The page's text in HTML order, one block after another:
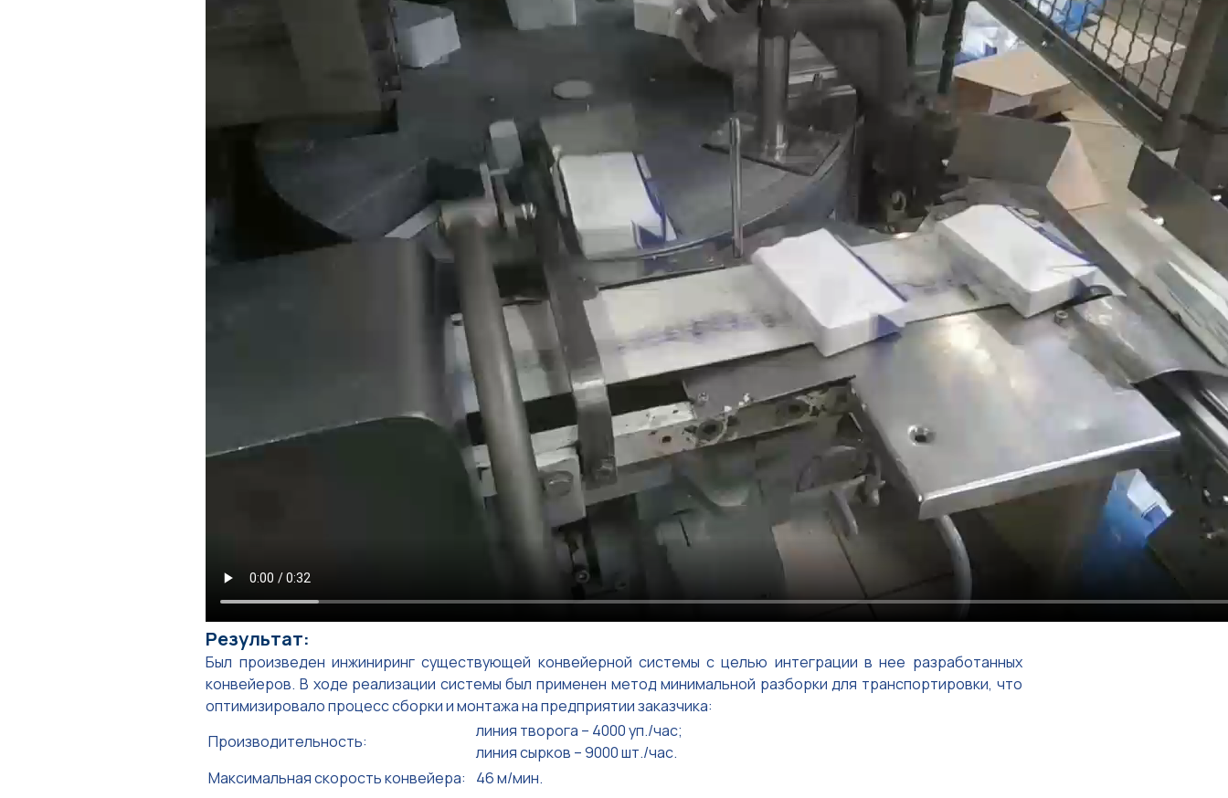
Результат:
Был произведен инжиниринг существующей конвейерной системы с целью интеграции в нее разработанных
конвейеров. В ходе реализации системы был применен метод минимальной разборки для транспортировки, что
оптимизировало процесс сборки и монтажа на предприятии заказчика:
Производительность:
линия творога – 4000 уп./час;
линия сырков – 9000 шт./час.
Максимальная скорость конвейера:
46 м/мин.